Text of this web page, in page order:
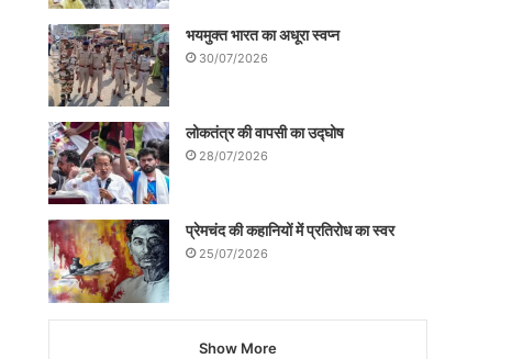
भयमुक्त भारत का अधूरा स्वप्न
30/07/2026
लोकतंत्र की वापसी का उद्घोष
28/07/2026
प्रेमचंद की कहानियों में प्रतिरोध का स्वर
25/07/2026
Show More